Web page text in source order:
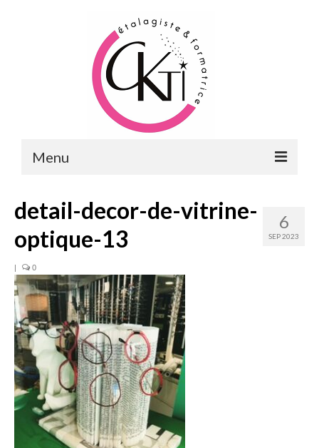
Menu
FORMATIONS DU POINT DE VENTE
MERCHANDISING & VITRINES
FORMATIONS RH
FORMATIONS DE FORMATEURS
CONSEILS & PRESTATIONS
REALISATIONS
CONTACT
6
SEP 2023
detail-decor-de-vitrine-
optique-13
| 0